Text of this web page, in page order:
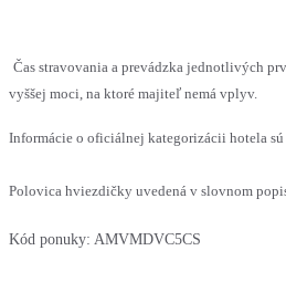
Čas stravovania a prevádzka jednotlivých
vyššej moci, na ktoré majiteľ nemá vplyv.
Informácie o oficiálnej kategorizácii hotela
Polovica hviezdičky uvedená v slovnom
Kód ponuky: AMVMDVC5CS